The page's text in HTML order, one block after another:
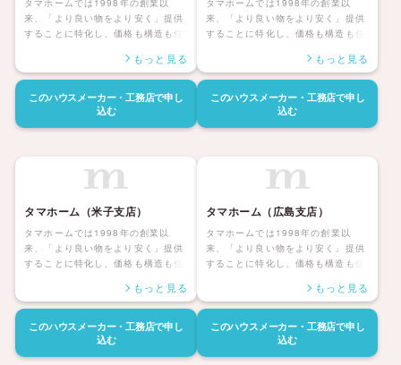
来、「より良い物をより安く」提供
することに特化し、価格も構造も住
る「大安心の家シリーズ」を展開し
ています。災害にも強く家族みんな
が健康で安心して暮らせる家、アフ
ターサポートも自社社員にて対応し
フ、ハッピーホーム」を展開してい
もっと見る
このハウスメーカー・工務店で申し
込む
来、「より良い物をより安く」提供
することに特化し、価格も構造も住
る「大安心の家シリーズ」を展開し
ています。災害にも強く家族みんな
が健康で安心して暮らせる家、アフ
ターサポートも自社社員にて対応し
フ、ハッピーホーム」を展開してい
もっと見る
このハウスメーカー・工務店で申し
込む
タマホーム（米子支店）
タマホームでは1998年の創業以
来、「より良い物をより安く」提供
することに特化し、価格も構造も住
る「大安心の家シリーズ」を展開し
ています。災害にも強く家族みんな
が健康で安心して暮らせる家、アフ
ターサポートも自社社員にて対応し
もっと見る
このハウスメーカー・工務店で申し
込む
タマホーム（広島支店）
タマホームでは1998年の創業以
来、「より良い物をより安く」提供
することに特化し、価格も構造も住
る「大安心の家シリーズ」を展開し
ています。災害にも強く家族みんな
が健康で安心して暮らせる家、アフ
ターサポートも自社社員にて対応し
もっと見る
このハウスメーカー・工務店で申し
込む